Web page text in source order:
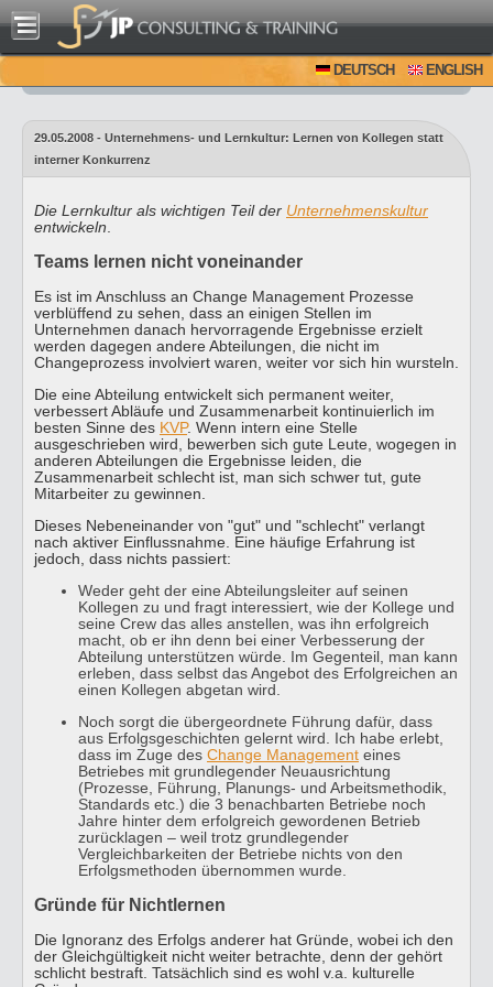
DEUTSCH ENGLISH
29.05.2008 - Unternehmens- und Lernkultur: Lernen von Kollegen statt
interner Konkurrenz
Die Lernkultur als wichtigen Teil der Unternehmenskultur
entwickeln
Teams lernen nicht voneinander
Es ist im Anschluss an Change Management Prozesse
verblüffend zu sehen, dass an einigen Stellen im
Unternehmen danach hervorragende Ergebnisse erzielt
werden dagegen andere Abteilungen, die nicht im
Changeprozess involviert waren, weiter vor sich hin wursteln.
Die eine Abteilung entwickelt sich permanent weiter,
verbessert Abläufe und Zusammenarbeit kontinuierlich im
besten Sinne des KVP. Wenn intern eine Stelle
ausgeschrieben wird, bewerben sich gute Leute, wogegen in
anderen Abteilungen die Ergebnisse leiden, die
Zusammenarbeit schlecht ist, man sich schwer tut, gute
Mitarbeiter zu gewinnen.
Dieses Nebeneinander von "gut" und "schlecht" verlangt
nach aktiver Einflussnahme. Eine häufige Erfahrung ist
jedoch, dass nichts passiert:
Weder geht der eine Abteilungsleiter auf seinen
Kollegen zu und fragt interessiert, wie der Kollege und
seine Crew das alles anstellen, was ihn erfolgreich
macht, ob er ihn denn bei einer Verbesserung der
Abteilung unterstützen würde. Im Gegenteil, man kann
erleben, dass selbst das Angebot des Erfolgreichen an
einen Kollegen abgetan wird.
Noch sorgt die übergeordnete Führung dafür, dass
aus Erfolgsgeschichten gelernt wird. Ich habe erlebt,
dass im Zuge des Change Management eines
Betriebes mit grundlegender Neuausrichtung
(Prozesse, Führung, Planungs- und Arbeitsmethodik,
Standards etc.) die 3 benachbarten Betriebe noch
Jahre hinter dem erfolgreich gewordenen Betrieb
zurücklagen – weil trotz grundlegender
Vergleichbarkeiten der Betriebe nichts von den
Erfolgsmethoden übernommen wurde.
Gründe für Nichtlernen
Die Ignoranz des Erfolgs anderer hat Gründe, wobei ich den
der Gleichgültigkeit nicht weiter betrachte, denn der gehört
schlicht bestraft. Tatsächlich sind es wohl v.a. kulturelle